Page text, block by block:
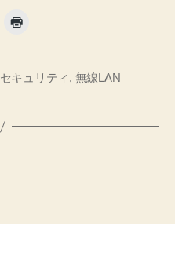
バ
ク
セキュリティ , 無線LAN